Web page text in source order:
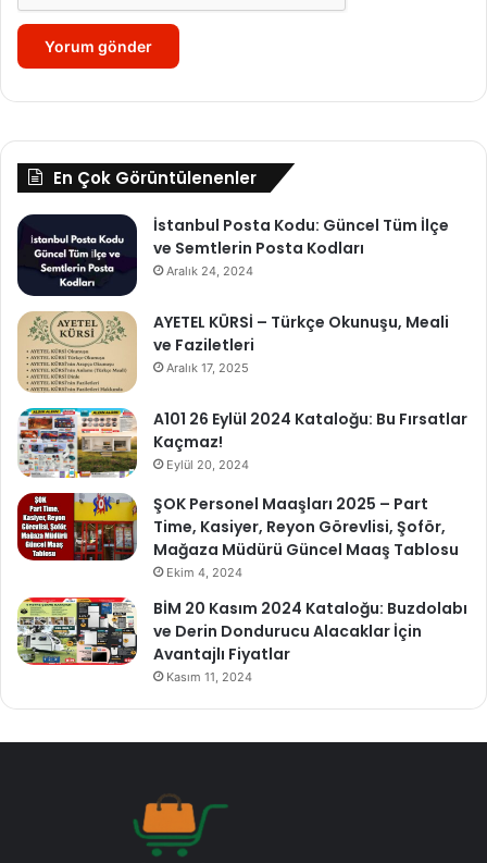
En Çok Görüntülenenler
İstanbul Posta Kodu: Güncel Tüm İlçe
ve Semtlerin Posta Kodları
Aralık 24, 2024
AYETEL KÜRSİ – Türkçe Okunuşu, Meali
ve Faziletleri
Aralık 17, 2025
A101 26 Eylül 2024 Kataloğu: Bu Fırsatlar
Kaçmaz!
Eylül 20, 2024
ŞOK Personel Maaşları 2025 – Part
Time, Kasiyer, Reyon Görevlisi, Şoför,
Mağaza Müdürü Güncel Maaş Tablosu
Ekim 4, 2024
BİM 20 Kasım 2024 Kataloğu: Buzdolabı
ve Derin Dondurucu Alacaklar İçin
Avantajlı Fiyatlar
Kasım 11, 2024